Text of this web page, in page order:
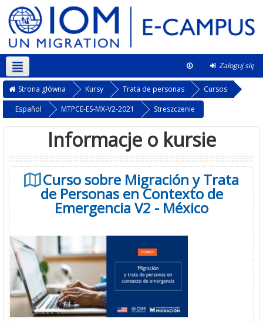
Zaloguj się
Polski ‎(pl)‎ W tym kursie
Strona główna Kursy Trata de personas
Cursos
Español
MTPCE-ES-MX-V2-2021 Streszczenie
Informacje o kursie
Curso sobre Migración y Trata
de Personas en Contexto de
Emergencia V2 - México